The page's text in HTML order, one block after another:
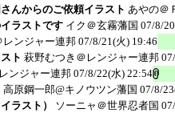
んからのご依頼イラスト あやの＠
ラストです イク＠玄霧藩国 07/8/
レンジャー連邦 07/8/21(火) 19:46
ト 萩野むつき＠レンジャー連邦
ンジャー連邦 07/8/22(水) 22:54
高原鋼一郎@キノウツン藩国 07/8/
ラスト）
ソーニャ＠世界忍者国